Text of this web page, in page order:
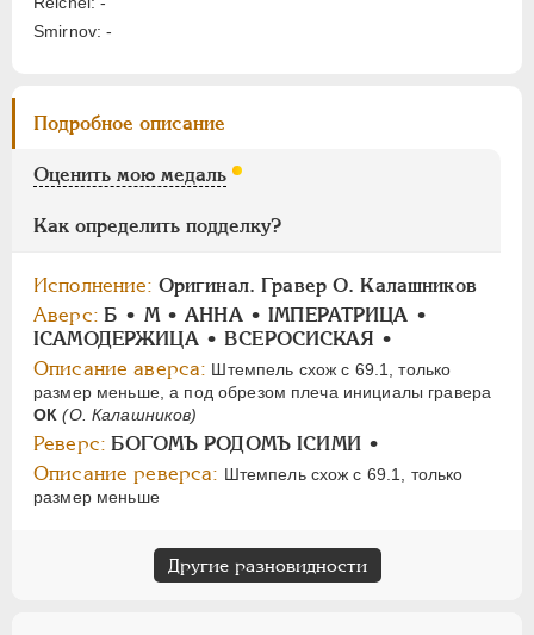
Smirnov: -
Подробное описание
Оценить мою медаль
Как определить подделку?
Исполнение: Оригинал. Гравер О. Калашников
Аверс: Б • М • АННА • IМПЕРАТРИЦА •
IСАМОДЕРЖИЦА • ВСЕРОСИСКАЯ •
Описание аверса: Штемпель схож с 69.1, только
размер меньше, а под обрезом плеча инициалы гравера
ОК (О. Калашников)
Реверс: БОГОМЪ РОДОМЪ IСИМИ •
Описание реверса: Штемпель схож с 69.1, только
размер меньше
Другие разновидности
НИКОЛАЙ II